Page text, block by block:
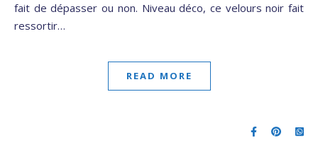
fait de dépasser ou non. Niveau déco, ce velours noir fait
ressortir…
READ MORE